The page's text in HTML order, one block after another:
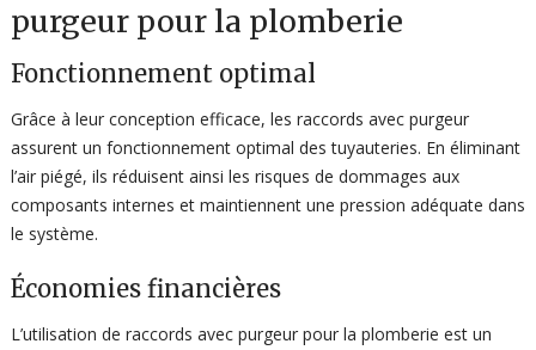
purgeur pour la plomberie
Fonctionnement optimal
Grâce à leur conception efficace, les raccords avec purgeur
assurent un fonctionnement optimal des tuyauteries. En éliminant
l’air piégé, ils réduisent ainsi les risques de dommages aux
composants internes et maintiennent une pression adéquate dans
le système.
Économies financières
L’utilisation de raccords avec purgeur pour la plomberie est un